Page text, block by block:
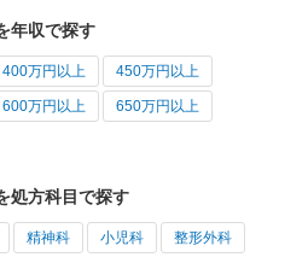
年収で探す
400万円以上 450万円以上
600万円以上 650万円以上
処方科目で探す
精神科 小児科 整形外科